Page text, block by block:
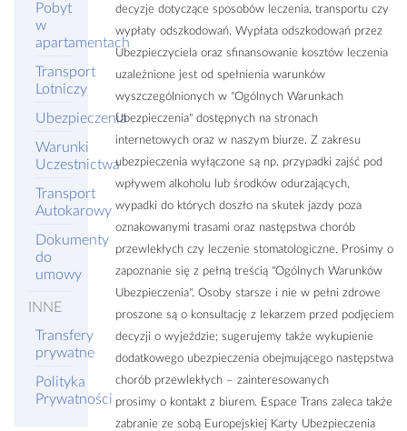
Pobyt
w
apartamentach
Transport
Lotniczy
Ubezpieczenia
Warunki
Uczestnictwa
Transport
Autokarowy
Dokumenty
do
umowy
INNE
Transfery
prywatne
Polityka
Prywatności
decyzje dotyczące sposobów leczenia, transportu czy
wypłaty odszkodowań. Wypłata odszkodowań przez
Ubezpieczyciela oraz sfinansowanie kosztów leczenia
uzależnione jest od spełnienia warunków
wyszczególnionych w "Ogólnych Warunkach
Ubezpieczenia" dostępnych na stronach
internetowych oraz w naszym biurze. Z zakresu
ubezpieczenia wyłączone są np. przypadki zajść pod
wpływem alkoholu lub środków odurzających,
wypadki do których doszło na skutek jazdy poza
oznakowanymi trasami oraz następstwa chorób
przewlekłych czy leczenie stomatologiczne. Prosimy o
zapoznanie się z pełną treścią "Ogólnych Warunków
Ubezpieczenia". Osoby starsze i nie w pełni zdrowe
proszone są o konsultację z lekarzem przed podjęciem
decyzji o wyjeździe; sugerujemy także wykupienie
dodatkowego ubezpieczenia obejmującego następstwa
chorób przewlekłych – zainteresowanych
prosimy o kontakt z biurem. Espace Trans zaleca także
zabranie ze sobą Europejskiej Karty Ubezpieczenia